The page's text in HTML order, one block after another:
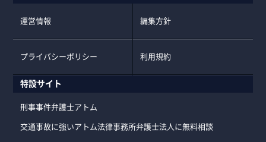
運営情報 編集方針
プライバシーポリシー 利用規約
特設サイト
刑事事件弁護士アトム
交通事故に強いアトム法律事務所弁護士法人に無料相談